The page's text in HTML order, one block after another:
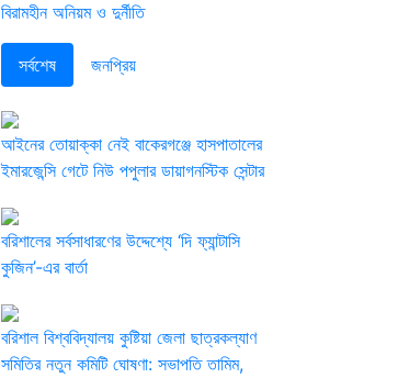
বিরামহীন অনিয়ম ও দুর্নীতি
সর্বশেষ জনপ্রিয়
​আইনের তোয়াক্কা নেই বাকেরগঞ্জে হাসপাতালের
ইমারজেন্সি গেটে নিউ পপুলার ডায়াগনস্টিক সেন্টার
বরিশালের সর্বসাধারণের উদ্দেশ্যে ‘দি ফ্যান্টাসি
কুজিন’-এর বার্তা
বরিশাল বিশ্ববিদ্যালয় কুষ্টিয়া জেলা ছাত্রকল্যাণ
সমিতির নতুন কমিটি ঘোষণা: সভাপতি তামিম,